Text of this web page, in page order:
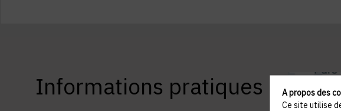
Informations pratiques
A propos des
Ce site utilise